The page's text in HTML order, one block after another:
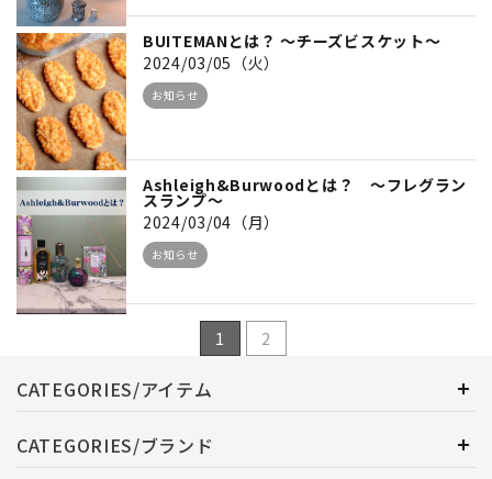
BUITEMANとは？ ～チーズビスケット～
2024/03/05（火）
お知らせ
Ashleigh&Burwoodとは？ ～フレグラン
スランプ～
2024/03/04（月）
お知らせ
1 2
CATEGORIES/アイテム
CATEGORIES/ブランド